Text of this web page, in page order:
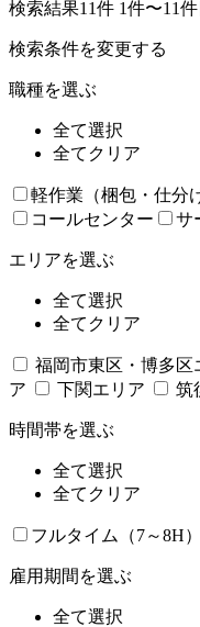
検索結果11件 1件〜11
検索条件を変更する
職種を選ぶ
全て選択
全てクリア
軽作業（梱包・仕分
コールセンター
サ
エリアを選ぶ
全て選択
全てクリア
福岡市東区・博多区
ア
下関エリア 筑
時間帯を選ぶ
全て選択
全てクリア
フルタイム（7～8H）
雇用期間を選ぶ
全て選択